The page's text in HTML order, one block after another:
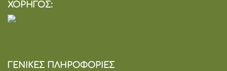
ΧΟΡΗΓΟΣ:
ΓΕΝΙΚΕΣ ΠΛΗΡΟΦΟΡΙΕΣ